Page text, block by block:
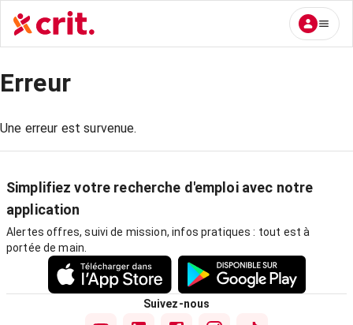
Erreur
Une erreur est survenue.
Simplifiez votre recherche d'emploi avec notre
application
Alertes offres, suivi de mission, infos pratiques : tout est à
portée de main.
Suivez-nous